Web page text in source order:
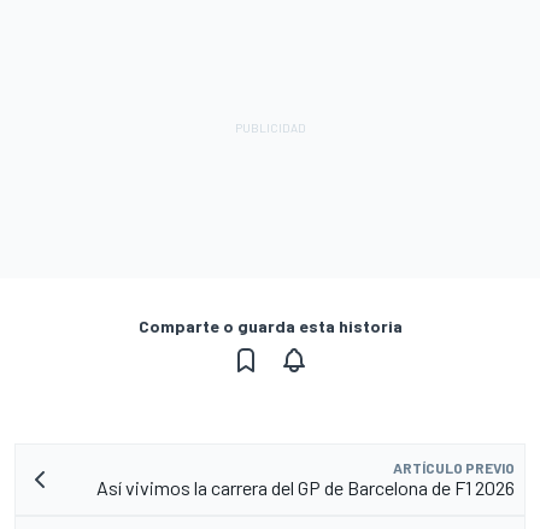
Comparte o guarda esta historia
ARTÍCULO PREVIO
Así vivimos la carrera del GP de Barcelona de F1 2026